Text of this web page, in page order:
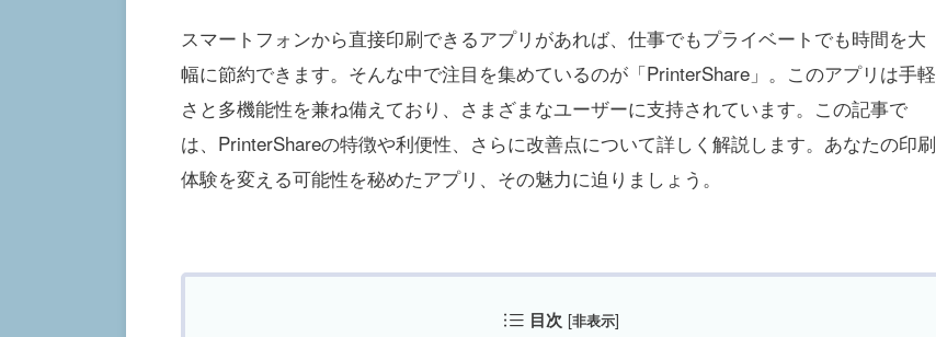
スマートフォンから直接印刷できるアプリがあれば、仕事でもプライベートでも時間を大
幅に節約できます。そんな中で注目を集めているのが「PrinterShare」。このアプリは手軽
さと多機能性を兼ね備えており、さまざまなユーザーに支持されています。この記事で
は、PrinterShareの特徴や利便性、さらに改善点について詳しく解説します。あなたの印刷
体験を変える可能性を秘めたアプリ、その魅力に迫りましょう。
目次 [非表示]